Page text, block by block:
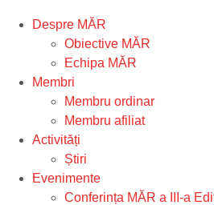
Despre MĂR
Obiective MĂR
Echipa MĂR
Membri
Membru ordinar
Membru afiliat
Activități
Știri
Evenimente
Conferința MĂR a III-a